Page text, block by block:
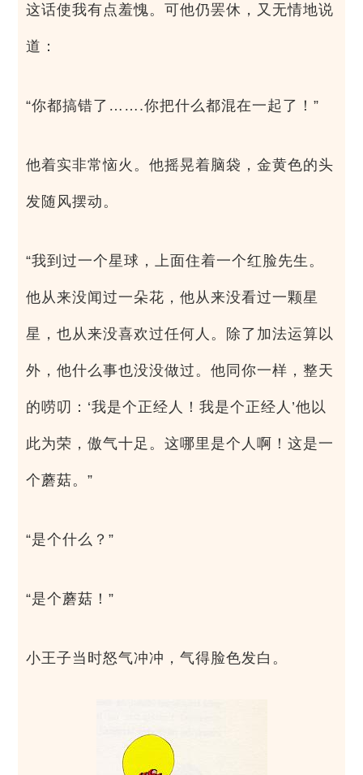
这话使我有点羞愧。可他仍罢休，又无情地说
道：
“你都搞错了…….你把什么都混在一起了！”
他着实非常恼火。他摇晃着脑袋，金黄色的头
发随风摆动。
“我到过一个星球，上面住着一个红脸先生。
他从来没闻过一朵花，他从来没看过一颗星
星，也从来没喜欢过任何人。除了加法运算以
外，他什么事也没没做过。他同你一样，整天
的唠叨：‘我是个正经人！我是个正经人’他以
此为荣，傲气十足。这哪里是个人啊！这是一
个蘑菇。”
“是个什么？”
“是个蘑菇！”
小王子当时怒气冲冲，气得脸色发白。